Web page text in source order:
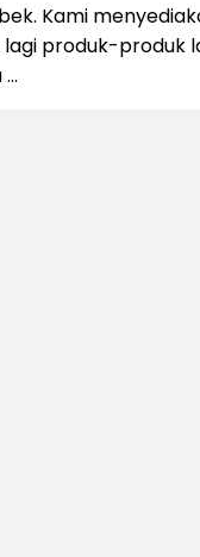
Kami
produk-
…